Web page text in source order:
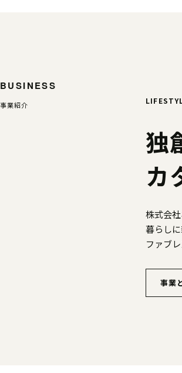
BUSINESS
事業紹介
独
カ
株式会
暮らし
ファブ
事業